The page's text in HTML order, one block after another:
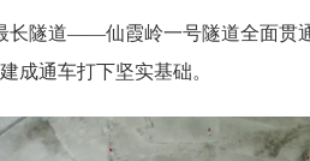
长隧道——仙霞岭一号隧道全面贯
成通车打下坚实基础。